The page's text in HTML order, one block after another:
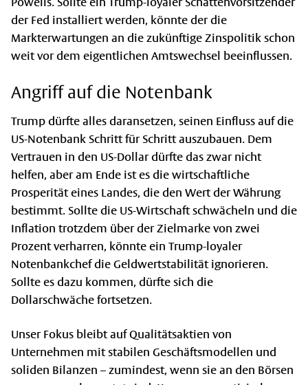
Powells. Sollte ein Trump-loyaler Schattenvorsitzender
der Fed installiert werden, könnte der die
Markterwartungen an die zukünftige Zinspolitik schon
weit vor dem eigentlichen Amtswechsel beeinflussen.
Angriff auf die Notenbank
Trump dürfte alles daransetzen, seinen Einfluss auf die
US-Notenbank Schritt für Schritt auszubauen. Dem
Vertrauen in den US-Dollar dürfte das zwar nicht
helfen, aber am Ende ist es die wirtschaftliche
Prosperität eines Landes, die den Wert der Währung
bestimmt. Sollte die US-Wirtschaft schwächeln und die
Inflation trotzdem über der Zielmarke von zwei
Prozent verharren, könnte ein Trump-loyaler
Notenbankchef die Geldwertstabilität ignorieren.
Sollte es dazu kommen, dürfte sich die
Dollarschwäche fortsetzen.
Unser Fokus bleibt auf Qualitätsaktien von
Unternehmen mit stabilen Geschäftsmodellen und
soliden Bilanzen – zumindest, wenn sie an den Börsen